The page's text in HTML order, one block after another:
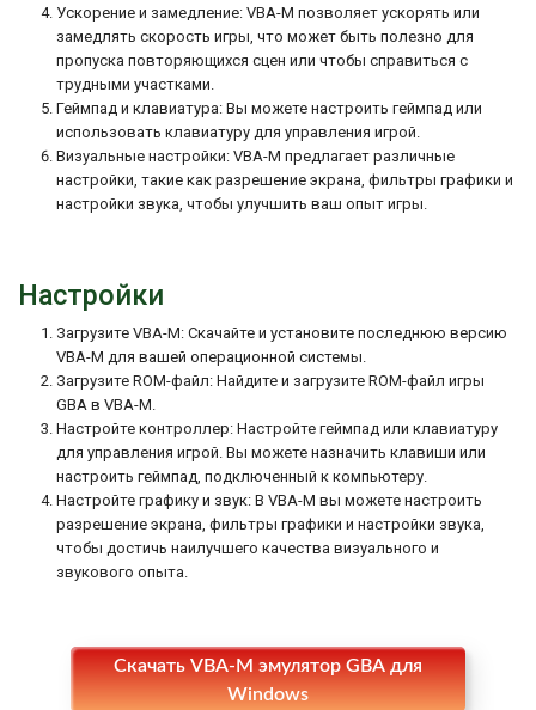
Ускорение и замедление: VBA-M позволяет ускорять или
замедлять скорость игры, что может быть полезно для
пропуска повторяющихся сцен или чтобы справиться с
трудными участками.
Геймпад и клавиатура: Вы можете настроить геймпад или
использовать клавиатуру для управления игрой.
Визуальные настройки: VBA-M предлагает различные
настройки, такие как разрешение экрана, фильтры графики и
настройки звука, чтобы улучшить ваш опыт игры.
Настройки
Загрузите VBA-M: Скачайте и установите последнюю версию
VBA-M для вашей операционной системы.
Загрузите ROM-файл: Найдите и загрузите ROM-файл игры
GBA в VBA-M.
Настройте контроллер: Настройте геймпад или клавиатуру
для управления игрой. Вы можете назначить клавиши или
настроить геймпад, подключенный к компьютеру.
Настройте графику и звук: В VBA-M вы можете настроить
разрешение экрана, фильтры графики и настройки звука,
чтобы достичь наилучшего качества визуального и
звукового опыта.
Скачать VBA-M эмулятор GBA для
Windows